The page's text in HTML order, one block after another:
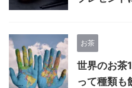
お茶
世界のお茶
って種類も